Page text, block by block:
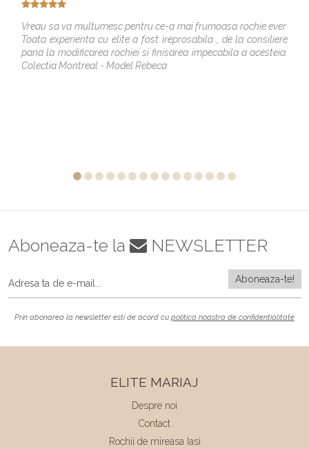
Vreau sa va multumesc pentru ce-a mai frumoasa rochie ever.
Toata experienta cu elite a fost ireprosabila , de la consiliere
pana la modificarea rochiei si finisarea impecabila a acesteia.
Colectia Montreal - Model Rebeca
Aboneaza-te la NEWSLETTER
Prin abonarea la newsletter esti de acord cu politica noastra de confidentialitate
ELITE MARIAJ
Despre noi
Contact
Rochii de mireasa Iasi